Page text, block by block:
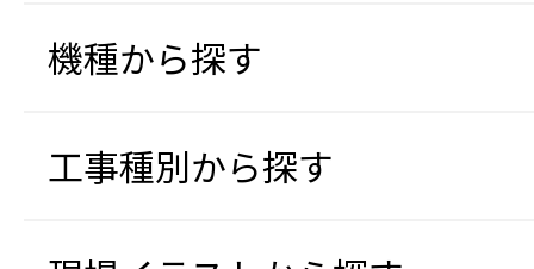
充電式ポータブルスポッ
5月
遠隔計測監視システム み
エアーテント（エアーQ）
クローラー台車（フット
ト）
クローラー台車
可搬式作業台
AI監視カメラ（
太陽光パネル搭載オフグ
SF free送風機
軽散水車
機種から探す
工事種別から探す